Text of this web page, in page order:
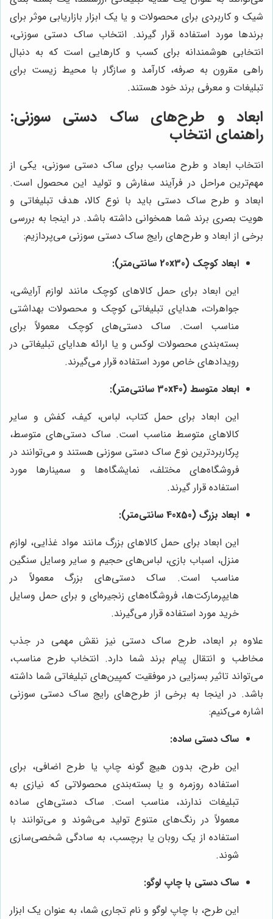
شیک و کاربردی برای محصولات و یا یک ابزار بازاریابی موثر برای
برندها مورد استفاده قرار گیرند. انتخاب ساک دستی سوزنی،
انتخابی هوشمندانه برای کسب و کارهایی است که به دنبال
راهی مقرون به صرفه، کارآمد و سازگار با محیط زیست برای
تبلیغات و معرفی برند خود هستند.
ابعاد و طرح‌های ساک دستی سوزنی:
راهنمای انتخاب
انتخاب ابعاد و طرح مناسب برای ساک دستی سوزنی، یکی از
مهم‌ترین مراحل در فرآیند سفارش و تولید این محصول است.
ابعاد و طرح ساک دستی باید با نوع کالا، هدف تبلیغاتی و
هویت بصری برند شما همخوانی داشته باشد. در اینجا به بررسی
برخی از ابعاد و طرح‌های رایج ساک دستی سوزنی می‌پردازیم:
ابعاد کوچک (20x30 سانتی‌متر):
این ابعاد برای حمل کالاهای کوچک مانند لوازم آرایشی،
جواهرات، هدایای تبلیغاتی کوچک و محصولات بهداشتی
مناسب است. ساک دستی‌های کوچک معمولاً برای
بسته‌بندی محصولات لوکس و یا ارائه هدایای تبلیغاتی در
رویدادهای خاص مورد استفاده قرار می‌گیرند.
ابعاد متوسط (30x40 سانتی‌متر):
این ابعاد برای حمل کتاب، لباس، کیف، کفش و سایر
کالاهای متوسط مناسب است. ساک دستی‌های متوسط،
پرکاربردترین نوع ساک دستی سوزنی هستند و می‌توانند در
فروشگاه‌های مختلف، نمایشگاه‌ها و سمینارها مورد
استفاده قرار گیرند.
ابعاد بزرگ (40x50 سانتی‌متر):
این ابعاد برای حمل کالاهای بزرگ مانند مواد غذایی، لوازم
منزل، اسباب بازی، لباس‌های حجیم و سایر وسایل سنگین
مناسب است. ساک دستی‌های بزرگ معمولاً در
هایپرمارکت‌ها، فروشگاه‌های زنجیره‌ای و برای حمل وسایل
خرید مورد استفاده قرار می‌گیرند.
علاوه بر ابعاد، طرح ساک دستی نیز نقش مهمی در جذب
مخاطب و انتقال پیام برند شما دارد. انتخاب طرح مناسب،
می‌تواند تاثیر بسزایی در موفقیت کمپین‌های تبلیغاتی شما داشته
باشد. در اینجا به برخی از طرح‌های رایج ساک دستی سوزنی
اشاره می‌کنیم:
ساک دستی ساده:
این طرح، بدون هیچ گونه چاپ یا طرح اضافی، برای
استفاده روزمره و یا بسته‌بندی محصولاتی که نیازی به
تبلیغات ندارند، مناسب است. ساک دستی‌های ساده
معمولاً در رنگ‌های متنوع تولید می‌شوند و می‌توانند با
استفاده از یک روبان یا برچسب، به سادگی شخصی‌سازی
شوند.
ساک دستی با چاپ لوگو:
این طرح، با چاپ لوگو و نام تجاری شما، به عنوان یک ابزار